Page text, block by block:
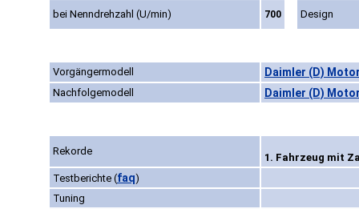
bei Nenndrehzahl (U/min) 700 Design
Vorgängermodell Daimler (D)
Nachfolgemodell Daimler (D)
Rekorde
1. Fahrzeug mit
Testberichte (faq)
Tuning